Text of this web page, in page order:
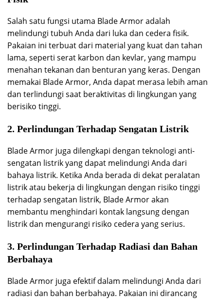
Salah satu fungsi utama Blade Armor adalah
melindungi tubuh Anda dari luka dan cedera fisik.
Pakaian ini terbuat dari material yang kuat dan tahan
lama, seperti serat karbon dan kevlar, yang mampu
menahan tekanan dan benturan yang keras. Dengan
memakai Blade Armor, Anda dapat merasa lebih aman
dan terlindungi saat beraktivitas di lingkungan yang
berisiko tinggi.
2. Perlindungan Terhadap Sengatan Listrik
Blade Armor juga dilengkapi dengan teknologi anti-
sengatan listrik yang dapat melindungi Anda dari
bahaya listrik. Ketika Anda berada di dekat peralatan
listrik atau bekerja di lingkungan dengan risiko tinggi
terhadap sengatan listrik, Blade Armor akan
membantu menghindari kontak langsung dengan
listrik dan mengurangi risiko cedera yang serius.
3. Perlindungan Terhadap Radiasi dan Bahan
Berbahaya
Blade Armor juga efektif dalam melindungi Anda dari
radiasi dan bahan berbahaya. Pakaian ini dirancang